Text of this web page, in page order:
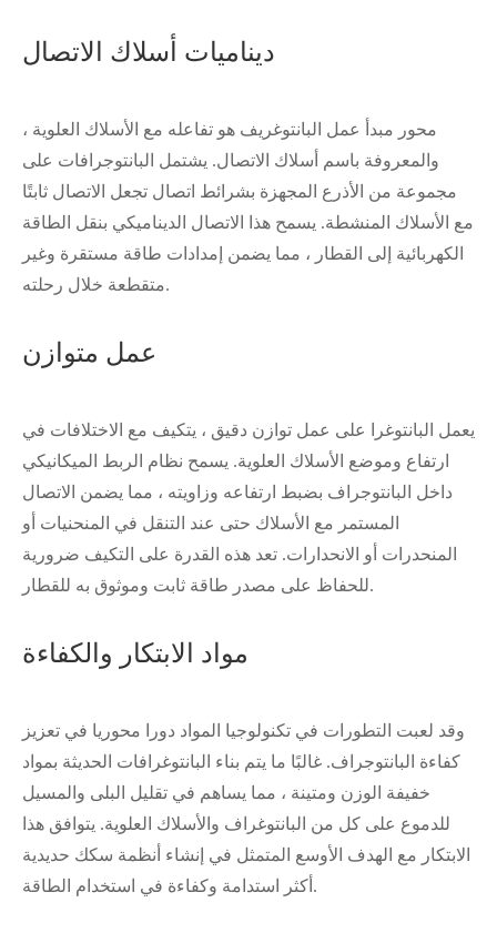
ديناميات أسلاك الاتصال
محور مبدأ عمل البانتوغريف هو تفاعله مع الأسلاك العلوية ،
والمعروفة باسم أسلاك الاتصال. يشتمل البانتوجرافات على
مجموعة من الأذرع المجهزة بشرائط اتصال تجعل الاتصال ثابتًا
مع الأسلاك المنشطة. يسمح هذا الاتصال الديناميكي بنقل الطاقة
الكهربائية إلى القطار ، مما يضمن إمدادات طاقة مستقرة وغير
متقطعة خلال رحلته.
عمل متوازن
يعمل البانتوغرا على عمل توازن دقيق ، يتكيف مع الاختلافات في
ارتفاع وموضع الأسلاك العلوية. يسمح نظام الربط الميكانيكي
داخل البانتوجراف بضبط ارتفاعه وزاويته ، مما يضمن الاتصال
المستمر مع الأسلاك حتى عند التنقل في المنحنيات أو
المنحدرات أو الانحدارات. تعد هذه القدرة على التكيف ضرورية
للحفاظ على مصدر طاقة ثابت وموثوق به للقطار.
مواد الابتكار والكفاءة
وقد لعبت التطورات في تكنولوجيا المواد دورا محوريا في تعزيز
كفاءة البانتوجراف. غالبًا ما يتم بناء البانتوغرافات الحديثة بمواد
خفيفة الوزن ومتينة ، مما يساهم في تقليل البلى والمسيل
للدموع على كل من البانتوغراف والأسلاك العلوية. يتوافق هذا
الابتكار مع الهدف الأوسع المتمثل في إنشاء أنظمة سكك حديدية
أكثر استدامة وكفاءة في استخدام الطاقة.
在线咨询